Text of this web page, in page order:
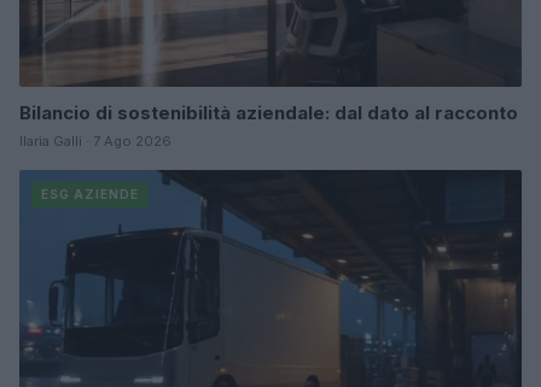
Bilancio di sostenibilità aziendale: dal dato al racconto
Ilaria Galli · 7 Ago 2026
ESG AZIENDE